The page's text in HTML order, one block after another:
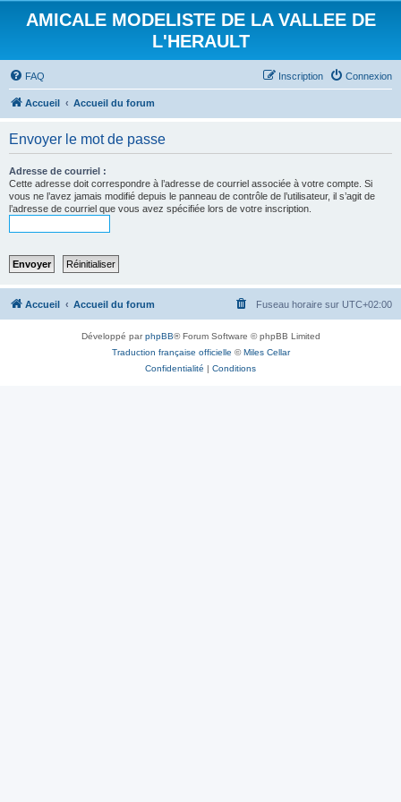
AMICALE MODELISTE DE LA VALLEE DE
L'HERAULT
FAQ Connexion
Inscription
Accueil Accueil du forum
Envoyer le mot de passe
Adresse de courriel :
Cette adresse doit correspondre à l’adresse de courriel associée à votre compte. Si
vous ne l’avez jamais modifié depuis le panneau de contrôle de l’utilisateur, il s’agit de
l’adresse de courriel que vous avez spécifiée lors de votre inscription.
Accueil Accueil du forum Fuseau horaire sur UTC+02:00
Développé parphpBB® Forum Software © phpBB Limited
Traduction française officielle ©Miles Cellar
Confidentialité | Conditions